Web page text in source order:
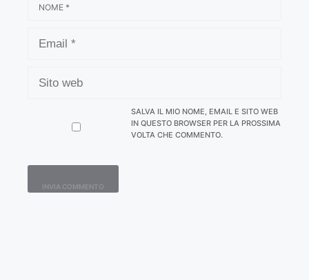
WEB
SALVA IL MIO NOME, EMAIL E SITO WEB
IN QUESTO BROWSER PER LA PROSSIMA
VOLTA CHE COMMENTO.